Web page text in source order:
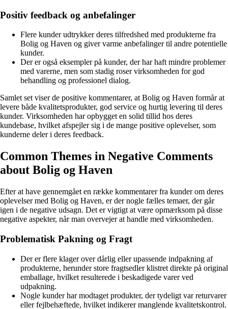
Positiv feedback og anbefalinger
Flere kunder udtrykker deres tilfredshed med produkterne fra
Bolig og Haven og giver varme anbefalinger til andre potentielle
kunder.
Der er også eksempler på kunder, der har haft mindre problemer
med varerne, men som stadig roser virksomheden for god
behandling og professionel dialog.
Samlet set viser de positive kommentarer, at Bolig og Haven formår at
levere både kvalitetsprodukter, god service og hurtig levering til deres
kunder. Virksomheden har opbygget en solid tillid hos deres
kundebase, hvilket afspejler sig i de mange positive oplevelser, som
kunderne deler i deres feedback.
Common Themes in Negative Comments
about Bolig og Haven
Efter at have gennemgået en række kommentarer fra kunder om deres
oplevelser med Bolig og Haven, er der nogle fælles temaer, der går
igen i de negative udsagn. Det er vigtigt at være opmærksom på disse
negative aspekter, når man overvejer at handle med virksomheden.
Problematisk Pakning og Fragt
Der er flere klager over dårlig eller upassende indpakning af
produkterne, herunder store fragtsedler klistret direkte på original
emballage, hvilket resulterede i beskadigede varer ved
udpakning.
Nogle kunder har modtaget produkter, der tydeligt var returvarer
eller fejlbehæftede, hvilket indikerer manglende kvalitetskontrol.